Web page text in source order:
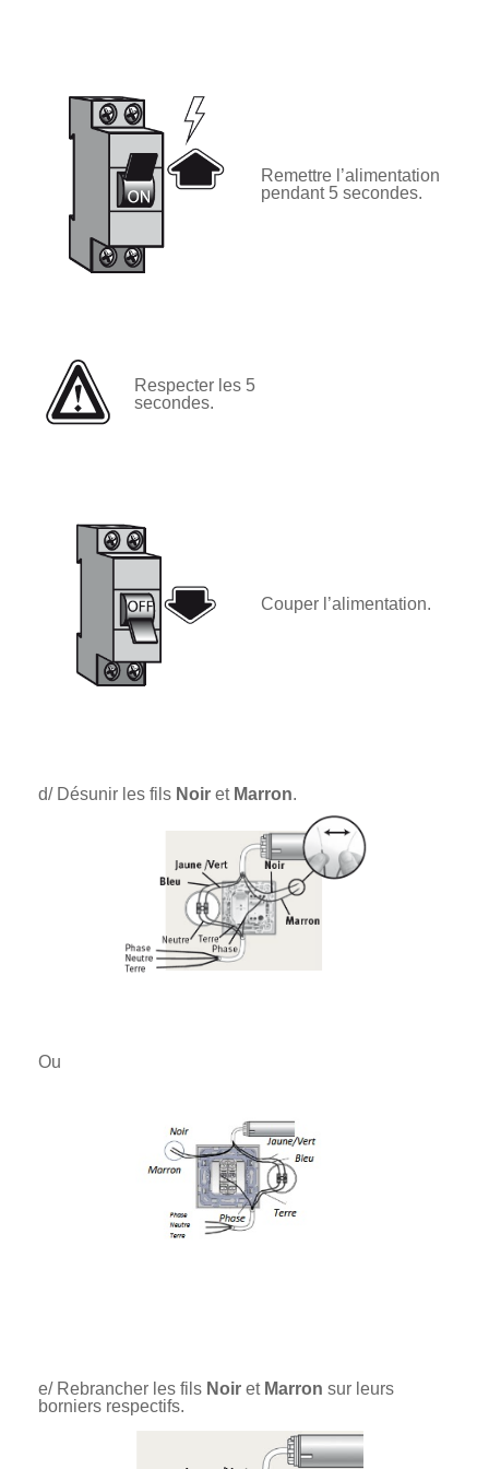
Remettre l’alimentation
pendant 5 secondes.
Respecter les 5
secondes.
Couper l’alimentation.
d/ Désunir les fils Noir et Marron.
Ou
e/ Rebrancher les fils Noir et Marron sur leurs
borniers respectifs.